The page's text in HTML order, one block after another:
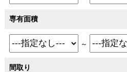
専有面積
～
間取り